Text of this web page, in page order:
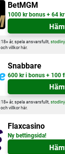
BetMGM
1000 kr bonus + 64
år, spela ansvarsfullt,
och villkor här.
Snabbare
600 kr i bonus + 100
år, spela ansvarsfullt,
villkor här.
Flaxcasino
Ny bettingsida!